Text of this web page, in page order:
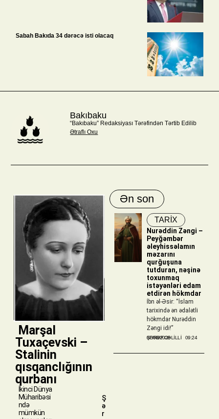
Sabah Bakıda 34 dərəcə isti olacaq
Bakıbaku
“Bakıbaku” Redaksiyası Tərəfindən Tərtib Edilib
Ətraflı Oxu
​ Marşal
Tuxaçevski –
Stalinin
qısqanclığının
qurbanı
İkinci Dünya
Müharibəsi
ndə
mümkün
Ş
ə
r
Ən son
TARİX
Nurəddin Zəngi –
Peyğəmbər
əleyhissəlamın
məzarını
qurğuşuna
tutduran, nəşinə
toxunmaq
istəyənləri edam
etdirən hökmdar
İbn əl-Əsir: “İslam
tarixində ən ədalətli
hökmdar Nurəddin
Zəngi idi!”
ŞƏRƏF CƏLILLI
07/08/2026 09:24